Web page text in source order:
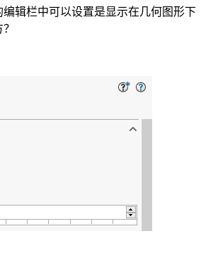
辑栏中可以设置是显示在几何图形下